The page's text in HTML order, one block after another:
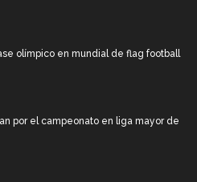
olímpico en mundial de flag football
por el campeonato en liga mayor de